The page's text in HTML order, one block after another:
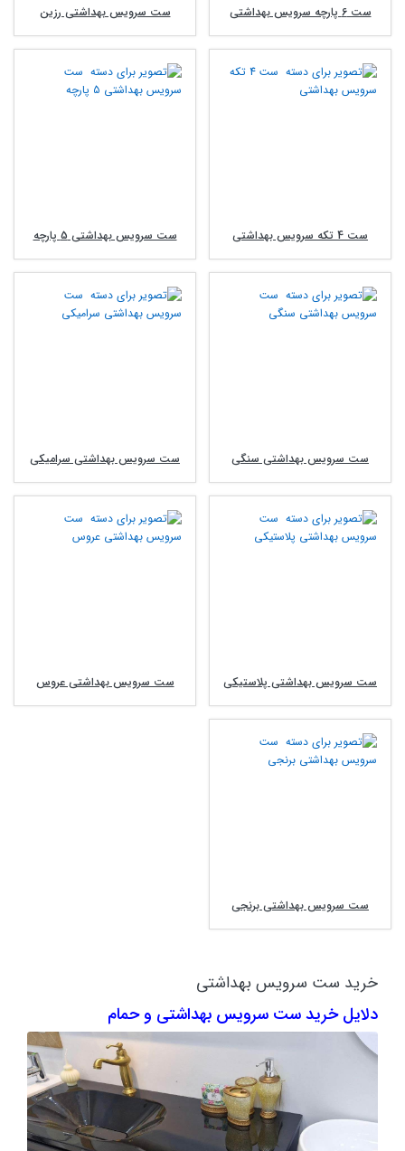
ست 6 پارچه سرویس بهداشتی ست سرویس بهداشتی رزین
ست 4 تکه سرویس بهداشتی ست سرویس بهداشتی 5 پارچه
ست سرویس بهداشتی سنگی ست سرویس بهداشتی سرامیکی
ست سرویس بهداشتی پلاستیکی ست سرویس بهداشتی عروس
ست سرویس بهداشتی برنجی
خرید ست سرویس بهداشتی
دلایل خرید ست سرویس بهداشتی و حمام